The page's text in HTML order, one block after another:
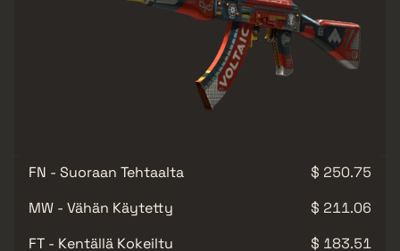
FN - Suoraan Tehtaalta
$ 250.75
MW - Vähän Käytetty
$ 211.06
FT - Kentällä Kokeiltu
$ 183.51